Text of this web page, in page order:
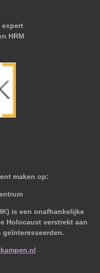
expert
HRM
maken op:
is een onafhankelijke
Holocaust verstrekt aan
geïnteresseerden.